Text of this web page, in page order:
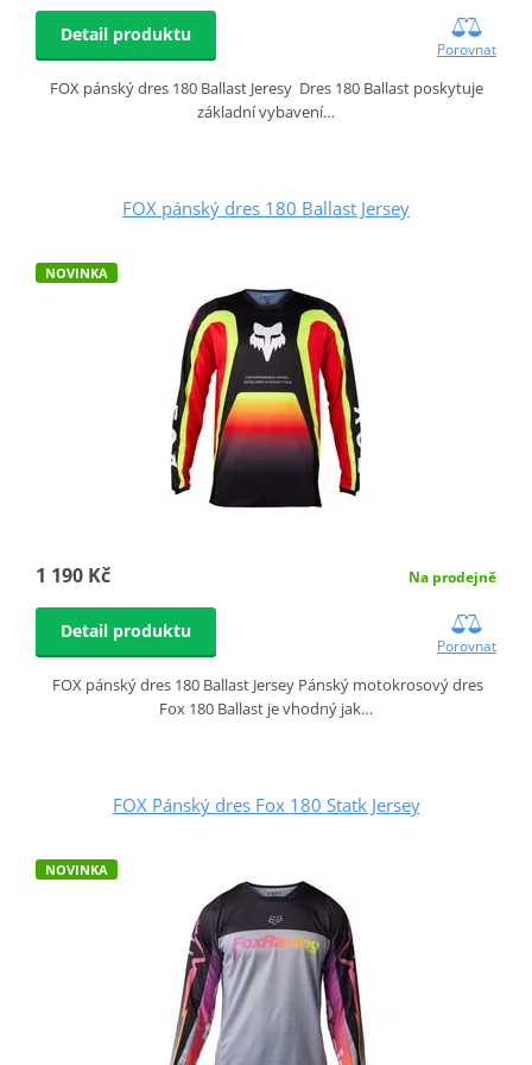
Detail produktu
Porovnat
FOX pánský dres 180 Ballast Jeresy Dres 180 Ballast poskytuje
základní vybavení…
FOX pánský dres 180 Ballast Jersey
NOVINKA
1 190 Kč Na prodejně
Detail produktu
Porovnat
FOX pánský dres 180 Ballast Jersey Pánský motokrosový dres
Fox 180 Ballast je vhodný jak…
FOX Pánský dres Fox 180 Statk Jersey
NOVINKA